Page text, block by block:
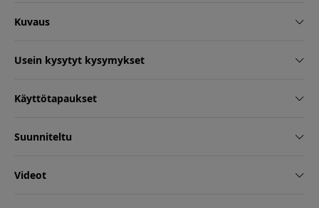
Kuvaus
Usein kysytyt kysymykset
Käyttötapaukset
Suunniteltu
Videot